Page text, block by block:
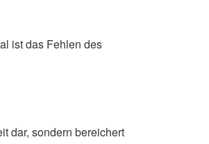
ist das Fehlen des
dar, sondern bereichert